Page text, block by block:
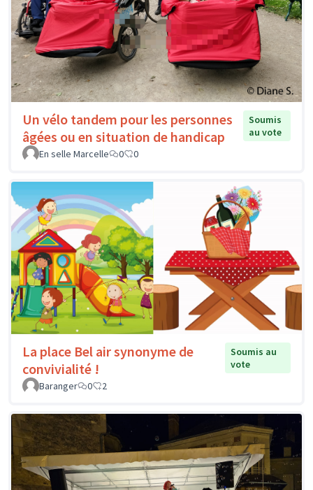
Un vélo tandem pour les personnes
âgées ou en situation de handicap
Soumis
au vote
En selle Marcelle
0 0
La place Bel air synonyme de
convivialité !
Soumis au
vote
Baranger
0 2